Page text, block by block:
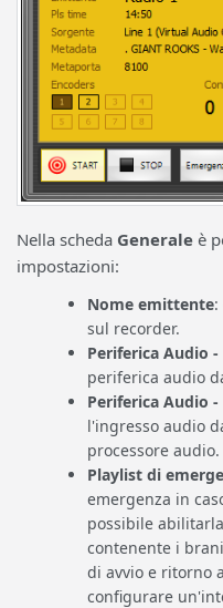
Nella scheda Generale è
impostazioni:
Nome emittente
sul recorder.
Periferica Audio
periferica audio
Periferica Audio -
l'ingresso audio
processore audio.
Playlist di
emergenza in
possibile
contenente i
di avvio e ritorno
configurare